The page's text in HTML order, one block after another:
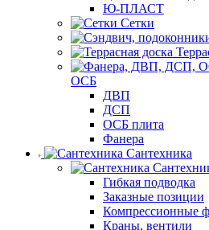
Ю-ПЛАСТ
Сетки
ОСБ
ДВП
ДСП
ОСБ плита
Фанера
Сантехника
Гибкая подводка
Заказные позиции
Компрессионные
Краны, вентили